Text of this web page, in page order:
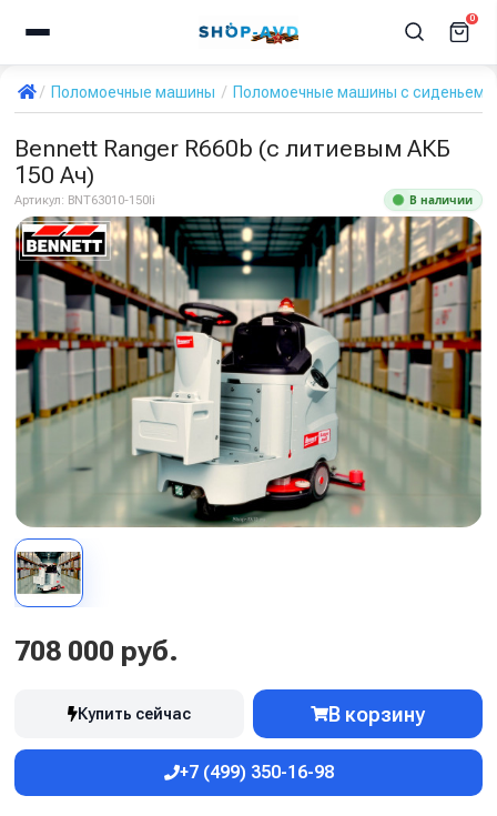
0
Поломоечные машины Поломоечные машины с сиденьем
Bennett Ranger R660b (с литиевым АКБ
150 Ач)
Артикул: BNT63010-150li В наличии
708 000 руб.
Купить сейчас В корзину
+7 (499) 350-16-98